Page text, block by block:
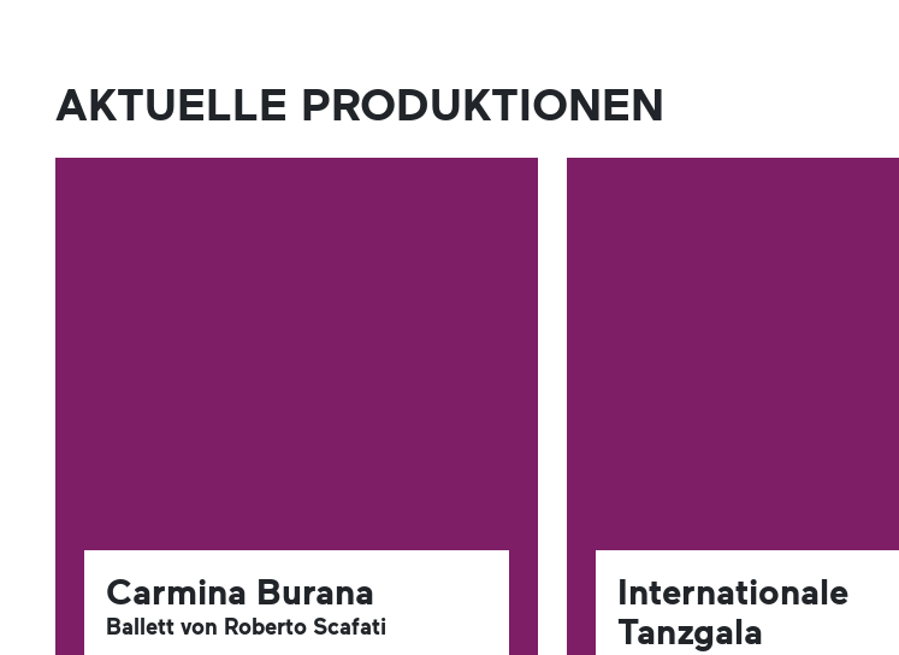
AKTUELLE PRODUKTIONEN
Carmina Burana
Ballett von Roberto Scafati
Internationale
Tanzgala